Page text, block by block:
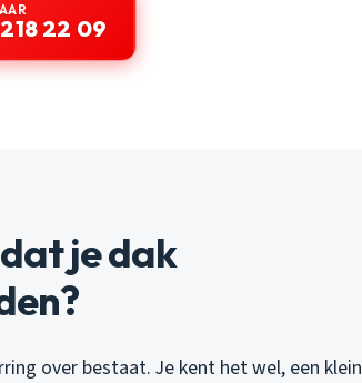
22 09
je dak
over bestaat. Je kent het wel, een klein